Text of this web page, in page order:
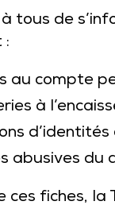
tous de
:
au compte
à
abusives du
ces fiches,